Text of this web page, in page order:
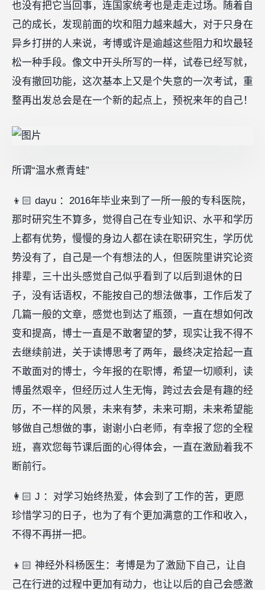
也没有把它当回事，连国家统考也是走走过场。随着自
己的成长，发现前面的坎和阻力越来越大，对于只身在
异乡打拼的人来说，考博或许是逾越这些阻力和坎最轻
松一种手段。像文中开头所写的一样，试卷已经写就，
没有撤回功能，这次基本上又是个失意的一次考试，重
整再出发总会是在一个新的起点上，预祝来年的自己！
所谓“温水煮青蛙”
👦🏻 dayu ：2016年毕业来到了一所一般的专科医院，
那时研究生不算多，觉得自己在专业知识、水平和学历
上都有优势，慢慢的身边人都在读在职研究生，学历优
势没有了，自己是一个有想法的人，但医院里讲究论资
排辈，三十出头感觉自己似乎看到了以后到退休的日
子，没有话语权，不能按自己的想法做事，工作后发了
几篇一般的文章，感觉也到达了瓶颈，一直在想如何改
变和提高，博士一直是不敢奢望的梦，现实让我不得不
去继续前进，关于读博思考了两年，最终决定拾起一直
不敢面对的博士，今年报的在职博，希望一切顺利，读
博虽然艰辛，但经历过人生无悔，跨过去会是有趣的经
历，不一样的风景，未来有梦，未来可期，未来希望能
够做自己想做的事，谢谢小白老师，有幸报了您的全程
班，喜欢您每节课后面的心得体会，一直在激励着我不
断前行。
👩🏻 J ：对学习始终热爱，体会到了工作的苦，更愿
珍惜学习的日子，也为了有个更加满意的工作和收入，
不得不再拼一把。
👦🏻 神经外科杨医生：考博是为了激励下自己，让自
己在行进的过程中更加有动力，也让以后的自己会感激